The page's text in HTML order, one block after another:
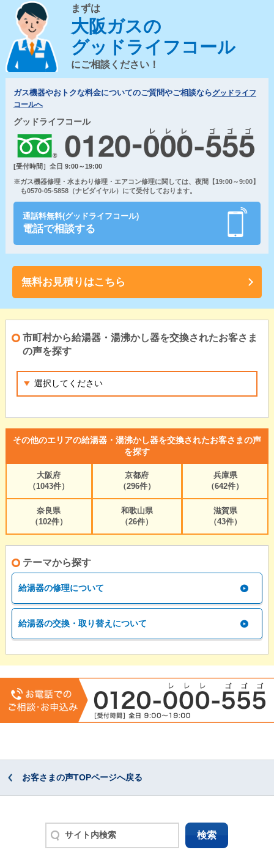
まずは
大阪ガスの
グッドライフコール
にご相談ください！
ガス機器やおトクな料金についてのご質問やご相談ならグッドライフ
コールへ
グッドライフコール
[受付時間］全日 9:00～19:00
※ガス機器修理・水まわり修理・エアコン修理に関しては、夜間【19:00～9:00】
も0570-05-5858（ナビダイヤル）にて受付しております。
通話料無料(グッドライフコール)
電話で相談する
無料お見積りはこちら
市町村から給湯器・湯沸かし器を交換されたお客さま
の声を探す
その他のエリアの給湯器・湯沸かし器を交換されたお客さまの声
を探す
大阪府
（1043件）
京都府
（296件）
兵庫県
（642件）
奈良県
（102件）
和歌山県
（26件）
滋賀県
（43件）
テーマから探す
給湯器の修理について
給湯器の交換・取り替えについて
お客さまの声TOPページへ戻る